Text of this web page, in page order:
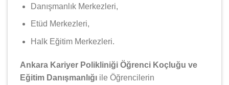
Danışmanlık Merkezleri,
Etüd Merkezleri,
Halk Eğitim Merkezleri.
Ankara Kariyer Polikliniği Öğrenci Koçluğu ve
Eğitim Danışmanlığı ile Öğrencilerin